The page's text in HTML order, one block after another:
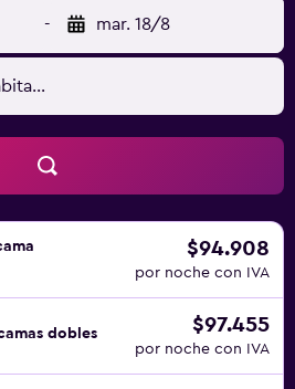
- mar. 18/8
$94.908
por noche con IVA
dobles $97.455
por noche con IVA